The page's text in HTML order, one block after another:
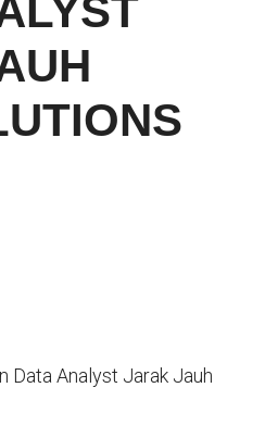
Data Analyst Jarak Jauh